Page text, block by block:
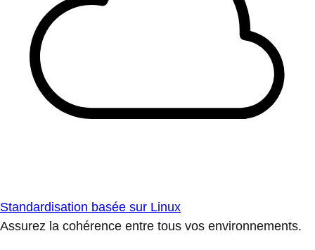
Standardisation basée sur Linux
Assurez la cohérence entre tous vos environnements.